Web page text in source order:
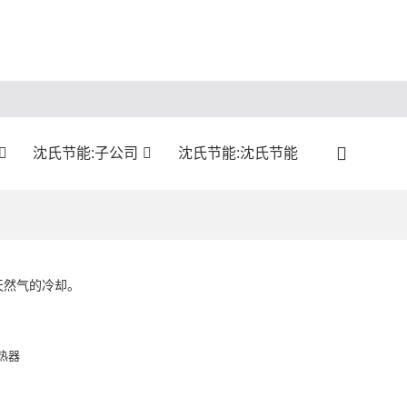
沈氏节能:子公司 沈氏节能:沈氏节能
气的冷却。
器